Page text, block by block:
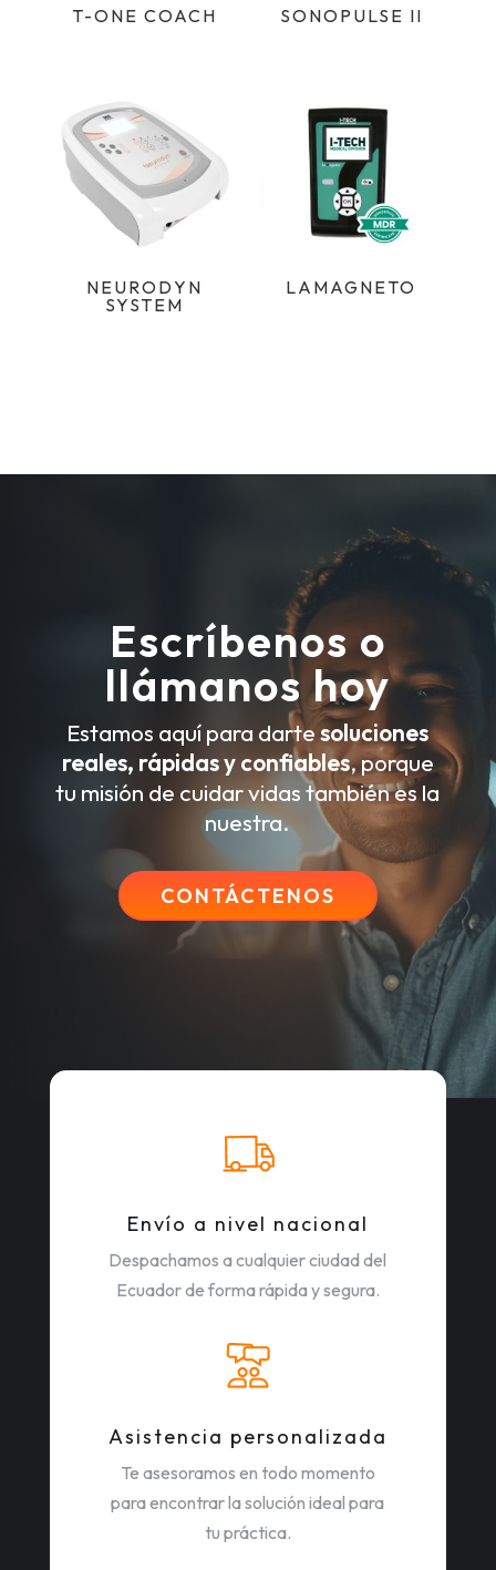
T-ONE COACH SONOPULSE II
NEURODYN
SYSTEM
LAMAGNETO
Escríbenos o
llámanos hoy
Estamos aquí para dartesoluciones
reales, rápidas y confiables, porque
tu misión de cuidar vidas también es la
nuestra.
CONTÁCTENOS
Envío a nivel nacional
Despachamos a cualquier ciudad del
Ecuador de forma rápida y segura.
Asistencia personalizada
Te asesoramos en todo momento
para encontrar la solución ideal para
tu práctica.